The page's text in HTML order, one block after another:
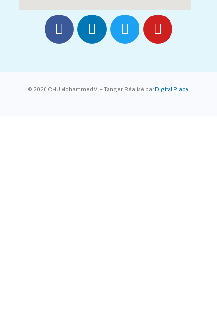
© 2020 CHU Mohammed VI – Tanger. Réalisé par Digital Place.